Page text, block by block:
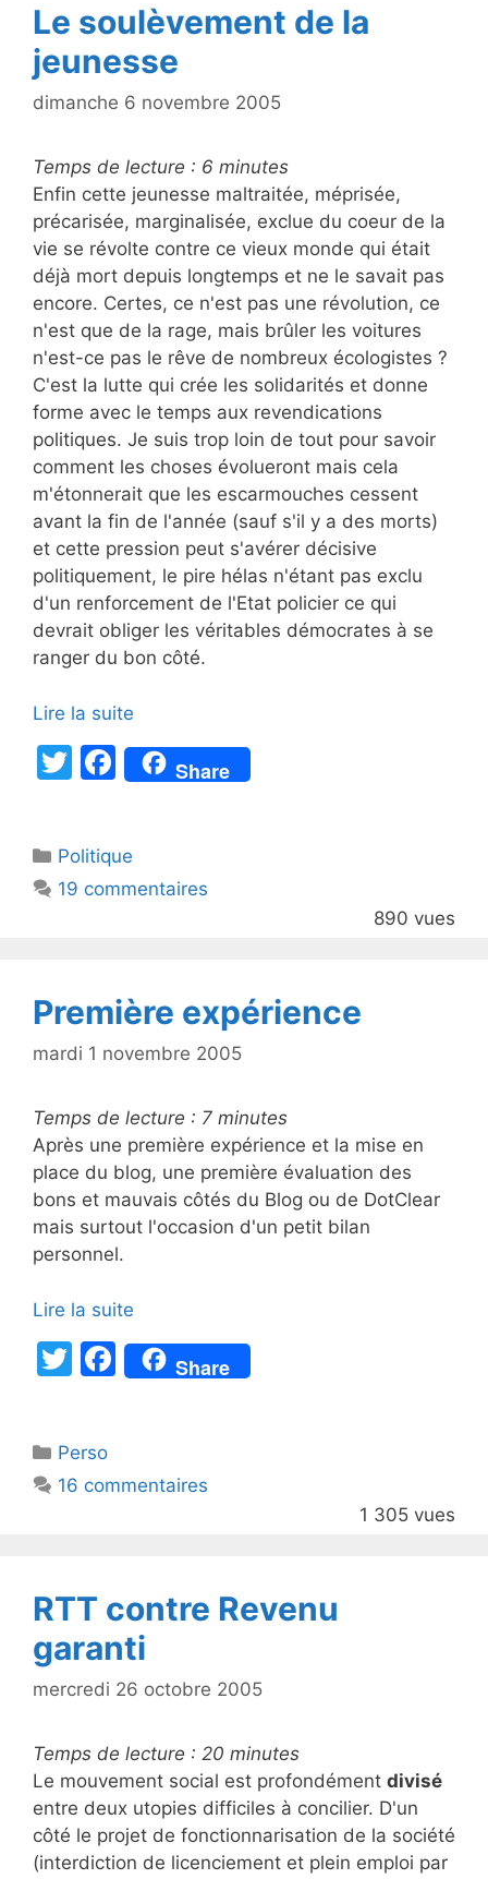
Le soulèvement de la
jeunesse
dimanche 6 novembre 2005
Temps de lecture : 6 minutes
Enfin cette jeunesse maltraitée, méprisée,
précarisée, marginalisée, exclue du coeur de la
vie se révolte contre ce vieux monde qui était
déjà mort depuis longtemps et ne le savait pas
encore. Certes, ce n'est pas une révolution, ce
n'est que de la rage, mais brûler les voitures
n'est-ce pas le rêve de nombreux écologistes ?
C'est la lutte qui crée les solidarités et donne
forme avec le temps aux revendications
politiques. Je suis trop loin de tout pour savoir
comment les choses évolueront mais cela
m'étonnerait que les escarmouches cessent
avant la fin de l'année (sauf s'il y a des morts)
et cette pression peut s'avérer décisive
politiquement, le pire hélas n'étant pas exclu
d'un renforcement de l'Etat policier ce qui
devrait obliger les véritables démocrates à se
ranger du bon côté.
Lire la suite
T
er
F
a
e
b
k
Share
Catégories
Politique
19 commentaires
890 vues
Première expérience
mardi 1 novembre 2005
Temps de lecture : 7 minutes
Après une première expérience et la mise en
place du blog, une première évaluation des
bons et mauvais côtés du Blog ou de DotClear
mais surtout l'occasion d'un petit bilan
personnel.
Lire la suite
T
er
F
a
b
k
Share
Catégories
Perso
16 commentaires
1 305 vues
RTT contre Revenu
garanti
mercredi 26 octobre 2005
Temps de lecture : 20 minutes
Le mouvement social est profondément divisé
entre deux utopies difficiles à concilier. D'un
côté le projet de fonctionnarisation de la société
(interdiction de licenciement et plein emploi par